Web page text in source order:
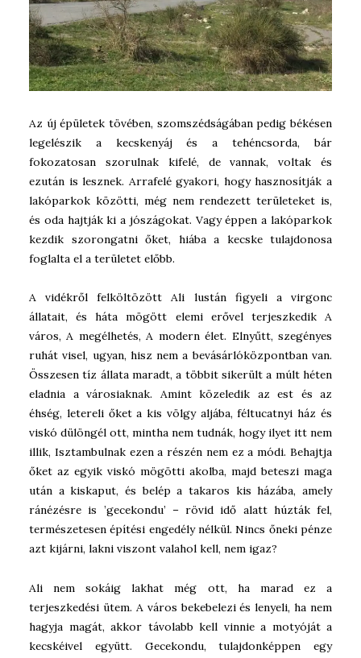
Az új épületek tövében, szomszédságában pedig békésen
legelészik a kecskenyáj és a tehéncsorda, bár
fokozatosan szorulnak kifelé, de vannak, voltak és
ezután is lesznek. Arrafelé gyakori, hogy hasznosítják a
lakóparkok közötti, még nem rendezett területeket is,
és oda hajtják ki a jószágokat. Vagy éppen a lakóparkok
kezdik szorongatni őket, hiába a kecske tulajdonosa
foglalta el a területet előbb.
A vidékről felköltözött Ali lustán figyeli a virgonc
állatait, és háta mögött elemi erővel terjeszkedik A
város, A megélhetés, A modern élet. Elnyűtt, szegényes
ruhát visel, ugyan, hisz nem a bevásárlóközpontban van.
Összesen tíz állata maradt, a többit sikerült a múlt héten
eladnia a városiaknak. Amint közeledik az est és az
éhség, letereli őket a kis völgy aljába, féltucatnyi ház és
viskó dülöngél ott, mintha nem tudnák, hogy ilyet itt nem
illik, Isztambulnak ezen a részén nem ez a módi. Behajtja
őket az egyik viskó mögötti akolba, majd beteszi maga
után a kiskaput, és belép a takaros kis házába, amely
ránézésre is ’gecekondu’ – rövid idő alatt húzták fel,
természetesen építési engedély nélkül. Nincs őneki pénze
azt kijárni, lakni viszont valahol kell, nem igaz?
Ali nem sokáig lakhat még ott, ha marad ez a
terjeszkedési ütem. A város bekebelezi és lenyeli, ha nem
hagyja magát, akkor távolabb kell vinnie a motyóját a
kecskéivel együtt. Gecekondu, tulajdonképpen egy